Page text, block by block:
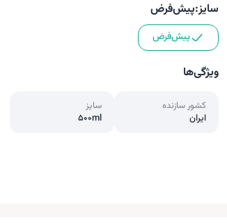
سایز:پیش‌فرض
پیش‌فرض
ویژگی‌ها
کشور سازنده
ایران
سایز
500ml